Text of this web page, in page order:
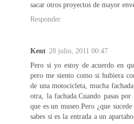
sacar otros proyectos de mayor
Responder
Kent 28 julio, 2011 00:47
Pero si yo estoy de acuerdo en
pero me siento como si hubiera
de una motocicleta, mucha
otra, la fachada.Cuando pasas
que es un museo.Pero ¿que
sabes si es la entrada a un